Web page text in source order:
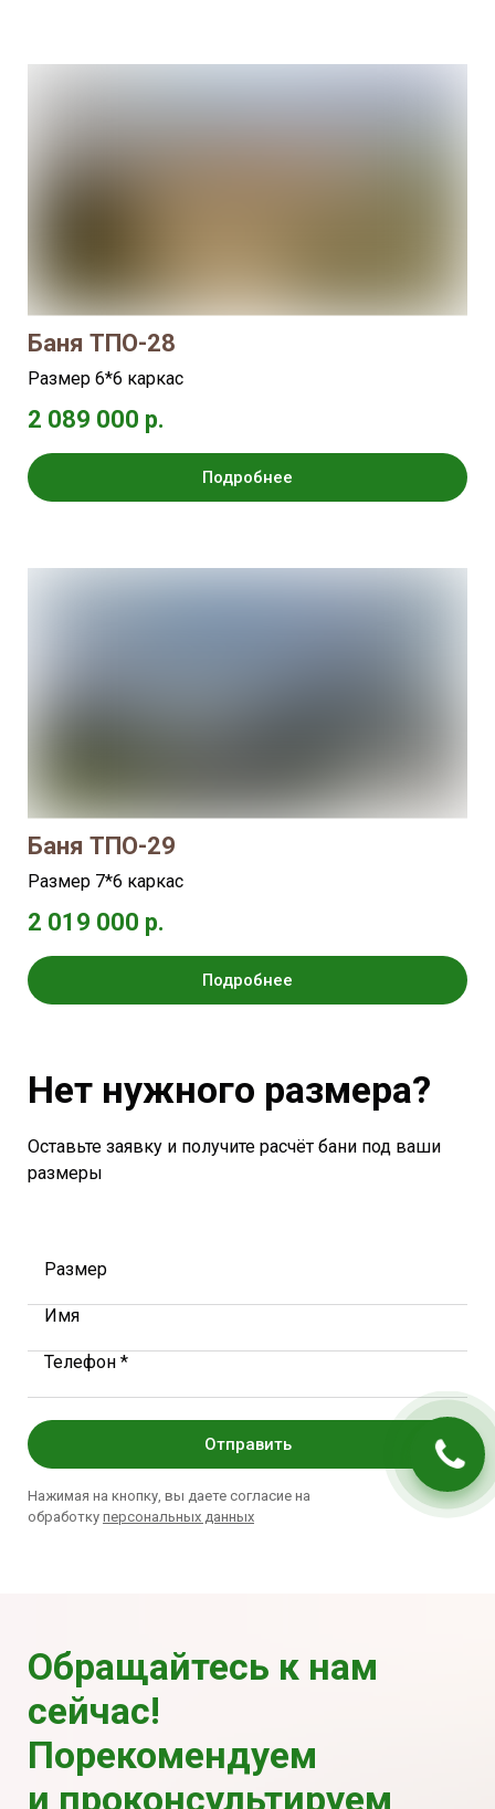
Баня ТПО-28
Размер 6*6 каркас
2 089 000 р.
Подробнее
Баня ТПО-29
Размер 7*6 каркас
2 019 000 р.
Подробнее
Нет нужного размера?
Оставьте заявку и получите расчёт бани под ваши
размеры
Размер
Имя
Телефон *
Отправить
Нажимая на кнопку, вы даете согласие на
обработку персональных данных
Обращайтесь к нам
сейчас!
Порекомендуем
и проконсультируем